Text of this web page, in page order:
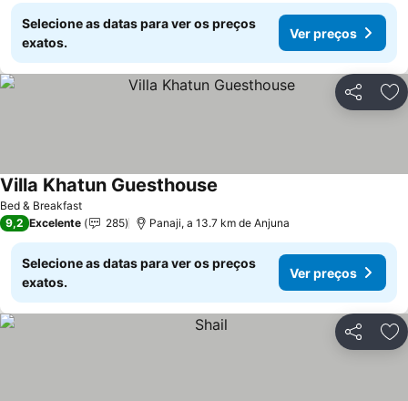
Selecione as datas para ver os preços
exatos.
Ver preços
Partilhar
Bed & Breakfast
Villa Khatun Guesthouse
9,2 Excelente 285 Panaji, a 13.7 km de Anjuna
Selecione as datas para ver os preços
exatos.
Ver preços
Partilhar